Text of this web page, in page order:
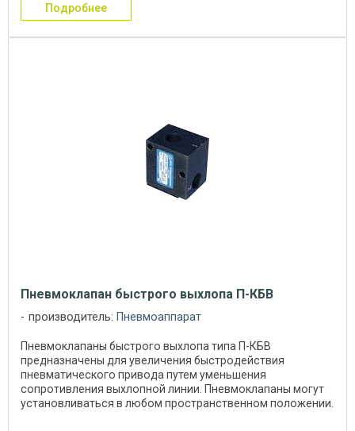
подробнее
Пневмоклапан быстрого выхлопа П-КБВ
производитель: Пневмоаппарат
Пневмоклапаны быстрого выхлопа типа П-КБВ
предназначены для увеличения быстродействия
пневматического привода путем уменьшения
сопротивления выхлопной линии. Пневмоклапаны могут
установливаться в любом пространственном положении.